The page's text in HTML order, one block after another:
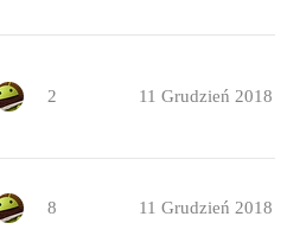
2 11 Grudzień 2018
8 11 Grudzień 2018